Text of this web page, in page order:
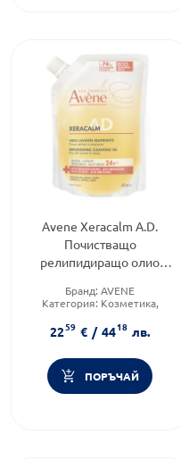
Avene Xeracalm A.D.
Почистващо
релипидиращо олио
Бранд: AVENE
Категория: Козметика,
Продуктова линия:
XERACALM A.D.
2259 € / 4418 лв.
ПОРЪЧАЙ